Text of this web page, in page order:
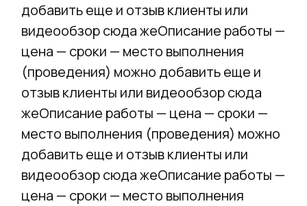
добавить еще и отзыв клиенты или
видеообзор сюда жеОписание работы —
цена — сроки — место выполнения
(проведения) можно добавить еще и
отзыв клиенты или видеообзор сюда
жеОписание работы — цена — сроки —
место выполнения (проведения) можно
добавить еще и отзыв клиенты или
видеообзор сюда жеОписание работы —
цена — сроки — место выполнения